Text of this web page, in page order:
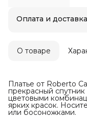
Оплата и доставка
Оплата после
О товаре
Платье от Roberto
прекрасный спутник
цветовыми
ярких красок.
или босоножками.